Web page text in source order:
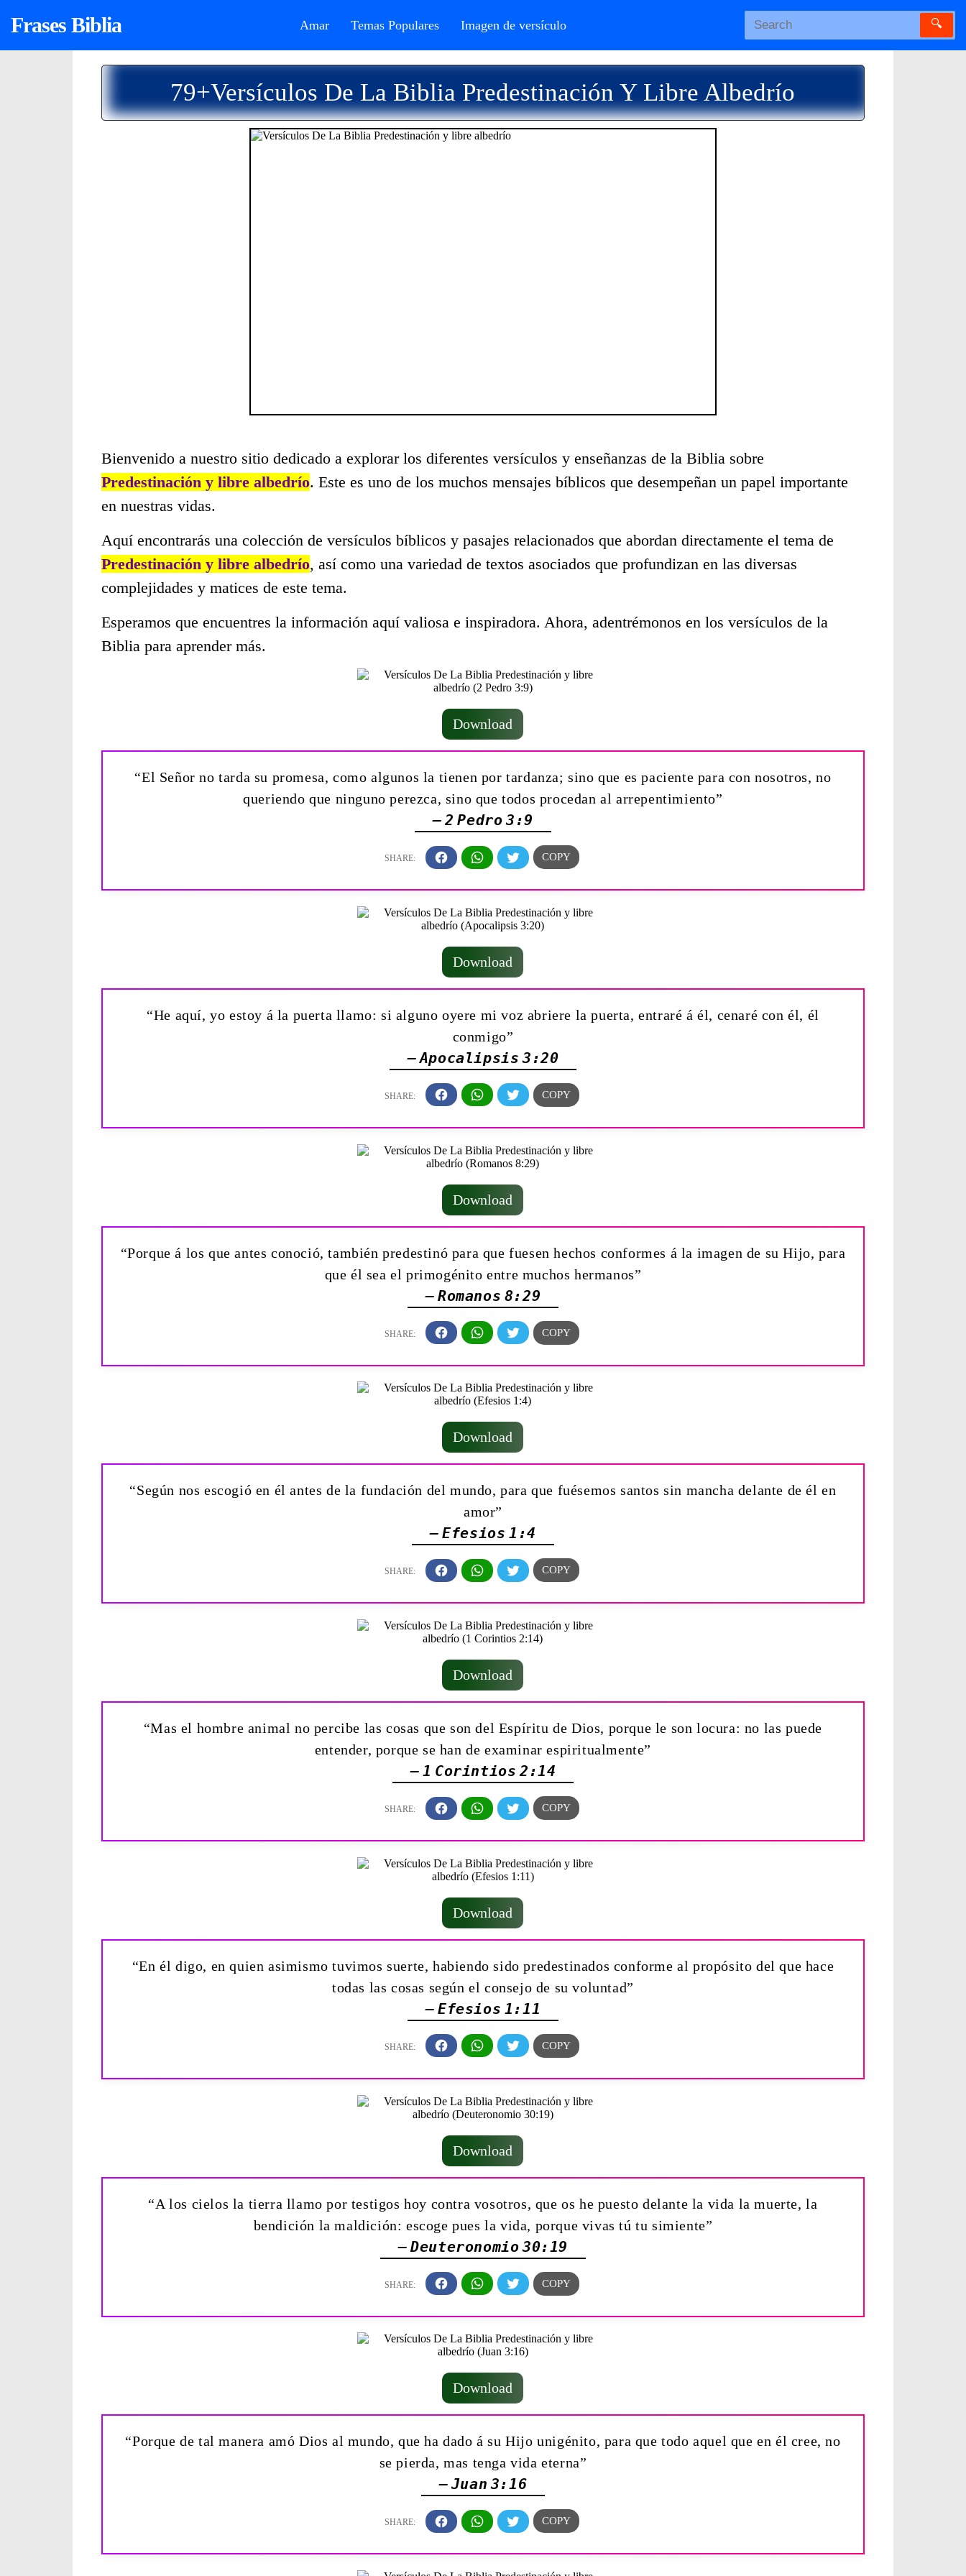
Frases Biblia Amar Temas Populares Imagen de versículo 🔍
79+Versículos De La Biblia Predestinación Y Libre Albedrío
Bienvenido a nuestro sitio dedicado a explorar los diferentes versículos y enseñanzas de la Biblia sobre
Predestinación y libre albedrío. Este es uno de los muchos mensajes bíblicos que desempeñan un papel importante
en nuestras vidas.
Aquí encontrarás una colección de versículos bíblicos y pasajes relacionados que abordan directamente el tema de
Predestinación y libre albedrío, así como una variedad de textos asociados que profundizan en las diversas
complejidades y matices de este tema.
Esperamos que encuentres la información aquí valiosa e inspiradora. Ahora, adentrémonos en los versículos de la
Biblia para aprender más.
Download
“El Señor no tarda su promesa, como algunos la tienen por tardanza; sino que es paciente para con nosotros, no
queriendo que ninguno perezca, sino que todos procedan al arrepentimiento”
— 2 Pedro 3:9
Download
“He aquí, yo estoy á la puerta llamo: si alguno oyere mi voz abriere la puerta, entraré á él, cenaré con él, él
conmigo”
— Apocalipsis 3:20
Download
“Porque á los que antes conoció, también predestinó para que fuesen hechos conformes á la imagen de su Hijo, para
que él sea el primogénito entre muchos hermanos”
— Romanos 8:29
Download
“Según nos escogió en él antes de la fundación del mundo, para que fuésemos santos sin mancha delante de él en
amor”
— Efesios 1:4
Download
“Mas el hombre animal no percibe las cosas que son del Espíritu de Dios, porque le son locura: no las puede
entender, porque se han de examinar espiritualmente”
— 1 Corintios 2:14
Download
“En él digo, en quien asimismo tuvimos suerte, habiendo sido predestinados conforme al propósito del que hace
todas las cosas según el consejo de su voluntad”
— Efesios 1:11
Download
“A los cielos la tierra llamo por testigos hoy contra vosotros, que os he puesto delante la vida la muerte, la
bendición la maldición: escoge pues la vida, porque vivas tú tu simiente”
— Deuteronomio 30:19
Download
“Porque de tal manera amó Dios al mundo, que ha dado á su Hijo unigénito, para que todo aquel que en él cree, no
se pierda, mas tenga vida eterna”
— Juan 3:16